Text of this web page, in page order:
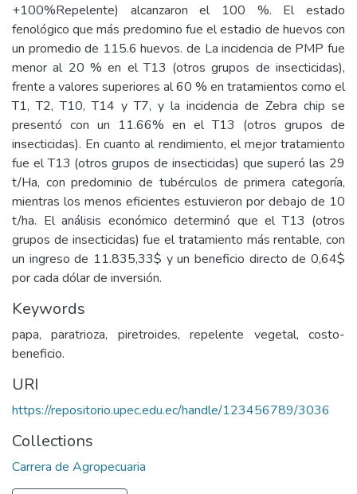
+100%Repelente) alcanzaron el 100 %. El estado
fenológico que más predomino fue el estadio de huevos con
un promedio de 115.6 huevos. de La incidencia de PMP fue
menor al 20 % en el T13 (otros grupos de insecticidas),
frente a valores superiores al 60 % en tratamientos como el
T1, T2, T10, T14 y T7, y la incidencia de Zebra chip se
presentó con un 11.66% en el T13 (otros grupos de
insecticidas). En cuanto al rendimiento, el mejor tratamiento
fue el T13 (otros grupos de insecticidas) que superó las 29
t/Ha, con predominio de tubérculos de primera categoría,
mientras los menos eficientes estuvieron por debajo de 10
t/ha. El análisis económico determinó que el T13 (otros
grupos de insecticidas) fue el tratamiento más rentable, con
un ingreso de 11.835,33$ y un beneficio directo de 0,64$
por cada dólar de inversión.
Keywords
papa, paratrioza, piretroides, repelente vegetal, costo-
beneficio.
URI
https://repositorio.upec.edu.ec/handle/123456789/3036
Collections
Carrera de Agropecuaria